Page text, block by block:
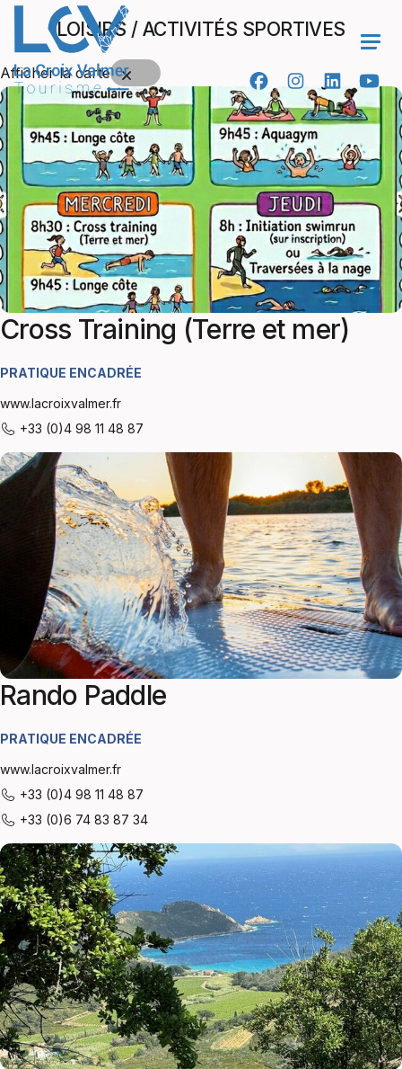
LOISIRS / ACTIVITÉS SPORTIVES
Afficher la carte
Cross Training (Terre et mer)
PRATIQUE ENCADRÉE
www.lacroixvalmer.fr
+33 (0)4 98 11 48 87
Rando Paddle
PRATIQUE ENCADRÉE
www.lacroixvalmer.fr
+33 (0)4 98 11 48 87
+33 (0)6 74 83 87 34